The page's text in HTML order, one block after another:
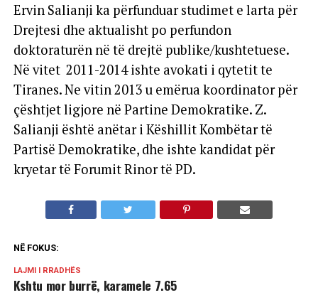
Ervin Salianji ka përfunduar studimet e larta për
Drejtesi dhe aktualisht po perfundon
doktoraturën në të drejtë publike/kushtetuese.
Në vitet 2011-2014 ishte avokati i qytetit te
Tiranes. Ne vitin 2013 u emërua koordinator për
çështjet ligjore në Partine Demokratike. Z.
Salianji është anëtar i Këshillit Kombëtar të
Partisë Demokratike, dhe ishte kandidat për
kryetar të Forumit Rinor të PD.
NË FOKUS:
LAJMI I RRADHËS
Kshtu mor burrë, karamele 7.65